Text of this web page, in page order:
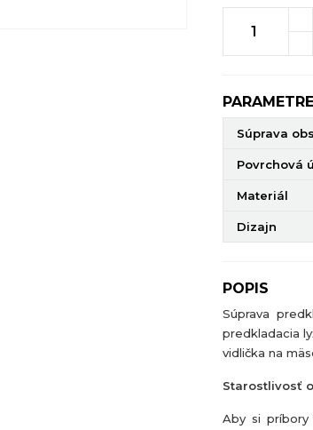
PARAMETRE
Súprava
Povrchová
Materiál
Dizajn
POPIS
Súprava
predkladacia
vidlička na
Starostlivosť
Aby si príbory